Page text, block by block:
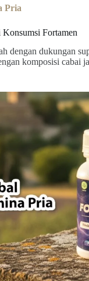
Pria
Fortamen
dengan dukungan
komposisi cabai